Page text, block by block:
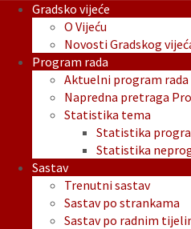
Gradsko vijeće
O Vijeću
Novosti Gradskog
Program rada
Aktuelni program rada
Napredna pretraga
Statistika tema
Statistika
Statistika
Sastav
Trenutni sastav
Sastav po strankama
Sastav po radnim